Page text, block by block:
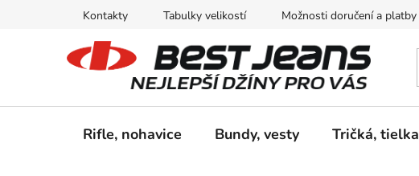
Kontakty Tabulky velikostí Možnosti doručení a platby
Rifle, nohavice Bundy, vesty Tričká, tielka